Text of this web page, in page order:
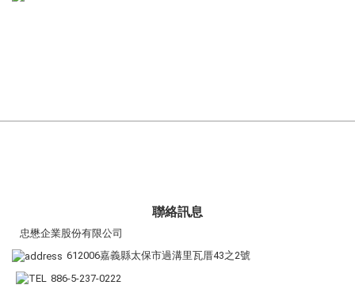
聯絡訊息
忠懋企業股份有限公司
612006嘉義縣太保市過溝里瓦厝43之2號
886-5-237-0222